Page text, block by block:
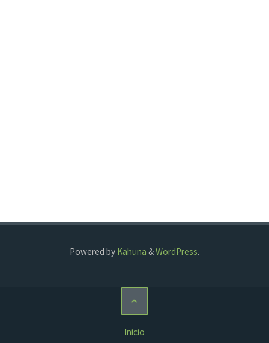
Powered by Kahuna &WordPress.
Inicio